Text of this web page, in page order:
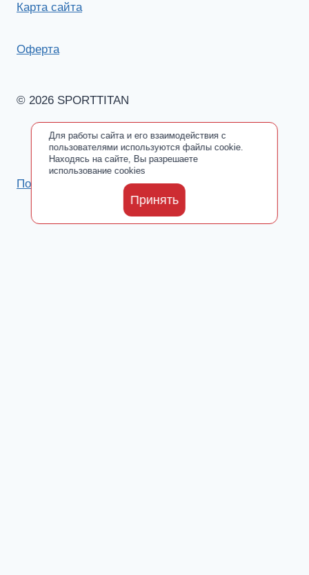
Карта сайта
Оферта
© 2026 SPORTTITAN
Политика обработки персональных данных
Для работы сайта и его взаимодействия с
пользователями используются файлы cookie.
Находясь на сайте, Вы разрешаете
использование cookies
Принять